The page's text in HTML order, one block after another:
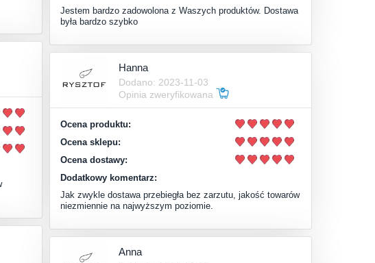
Jestem bardzo zadowolona z Waszych produktów. Dostawa
była bardzo szybko
Hanna
Dodano: 2023-11-03
Opinia zweryfikowana
Ocena produktu:
Ocena sklepu:
Ocena dostawy:
Dodatkowy komentarz:
Jak zwykle dostawa przebiegła bez zarzutu, jakość towarów
niezmiennie na najwyższym poziomie.
Anna